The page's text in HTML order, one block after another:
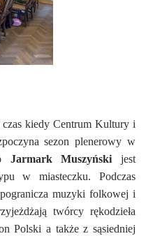
kiedy Centrum Kultury i
sezon plenerowy w
Jarmark Muszyński jest
w miasteczku. Podczas
muzyki folkowej i
twórcy rękodzieła
Polski a także z sąsiedniej